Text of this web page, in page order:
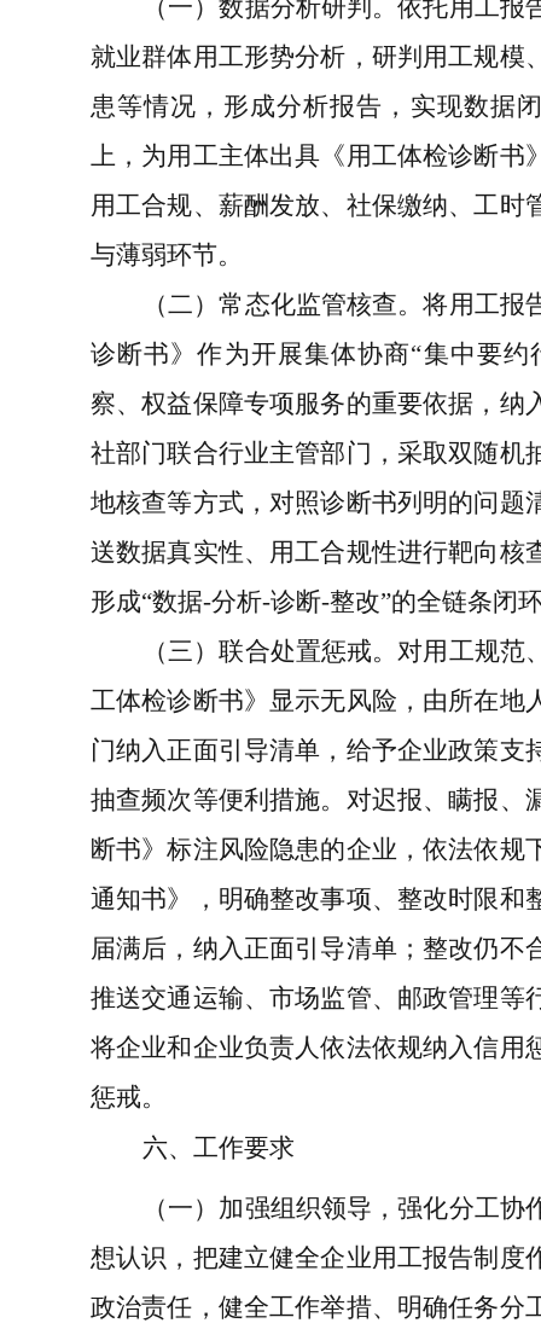
（一）数据分析研判 。依托用工报
就业群体用工形势分析，研判用工规模
患等情况，形成分析报告，实现数据
上，为用工主体出具《用工体检诊断书
用工合规、薪酬发放、社保缴纳、工时
与薄弱环节。
（二）常态化监管核查。将用工报
诊断书》作为开展集体协商“集中要约
察、权益保障专项服务的重要依据，纳
社部门联合行业主管部门，采取双随机
地核查等方式，对照诊断书列明的问题
送数据真实性、用工合规性进行靶向核
形成“数据-分析-诊断-整改”的全链条闭
（三）联合处置惩戒。对用工规范
工体检诊断书》显示无风险，由所在地
门纳入正面引导清单，给予企业政策支
抽查频次等便利措施。对迟报、瞒报、
断书》标注风险隐患的企业，依法依规
通知书》，明确整改事项、整改时限和
届满后，纳入正面引导清单；整改仍不
推送交通运输、市场监管、邮政管理等
将企业和企业负责人依法依规纳入信用
惩戒。
六、工作要求
（一）加强组织领导，强化分工协
想认识，把建立健全企业用工报告制度
政治责任，健全工作举措、明确任务分